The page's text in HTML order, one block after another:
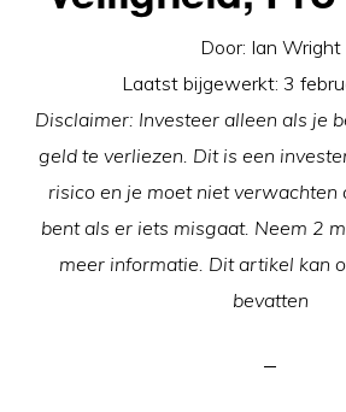
Door: Ian Wright
Laatst bijgewerkt: 3
Disclaimer: Investeer alleen als je
geld te verliezen. Dit is een
risico en je moet niet verwachten
bent als er iets misgaat. Neem 2
meer informatie. Dit artikel kan
bevatten